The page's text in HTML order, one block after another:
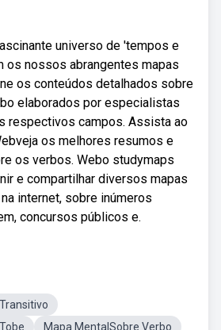
universo de 'tempos e
os nossos abrangentes mapas
os conteúdos detalhados sobre
elaborados por especialistas
respectivos campos. Assista ao
os melhores resumos e
os verbos. Webo studymaps
e compartilhar diversos mapas
internet, sobre inúmeros
concursos públicos e.
Mapa MentalSobre Verbo